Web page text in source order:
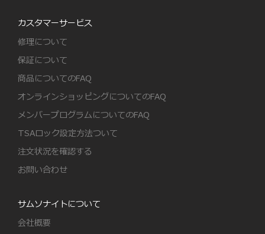
カスタマーサービス
修理について
保証について
商品についてのFAQ
オンラインショッピングについてのFAQ
メンバープログラムについてのFAQ
TSAロック設定方法ついて
注文状況を確認する
お問い合わせ
サムソナイトについて
会社概要